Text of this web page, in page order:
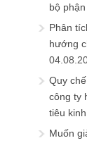
bộ phận
Phân
hướng
Quy
công ty
tiêu
Muốn